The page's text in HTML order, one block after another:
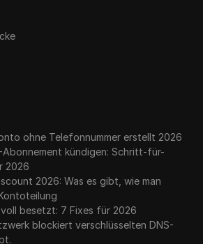
ohne Telefonnummer erstellt 2026
Abonnement kündigen: Schritt-für-
2026
2026: Was es gibt, wie man
besetzt: 7 Fixes für 2026
blockiert verschlüsselten DNS-